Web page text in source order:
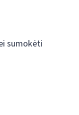
sumokėti